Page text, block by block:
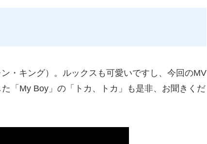
・キング）。ルックスも可愛いですし、今回のMV
「My Boy」の「トカ、トカ」も是非、お聞きくだ